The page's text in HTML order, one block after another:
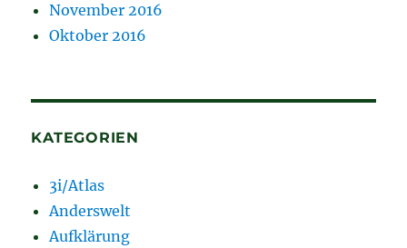
November 2016
Oktober 2016
KATEGORIEN
3i/Atlas
Anderswelt
Aufklärung